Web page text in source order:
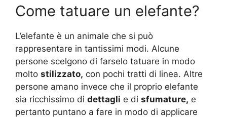
Come tatuare un elefante?
L’elefante è un animale che si può
rappresentare in tantissimi modi. Alcune
persone scelgono di farselo tatuare in modo
molto stilizzato, con pochi tratti di linea. Altre
persone amano invece che il proprio elefante
sia ricchissimo di dettagli e di sfumature, e
pertanto puntano a fare in modo di applicare